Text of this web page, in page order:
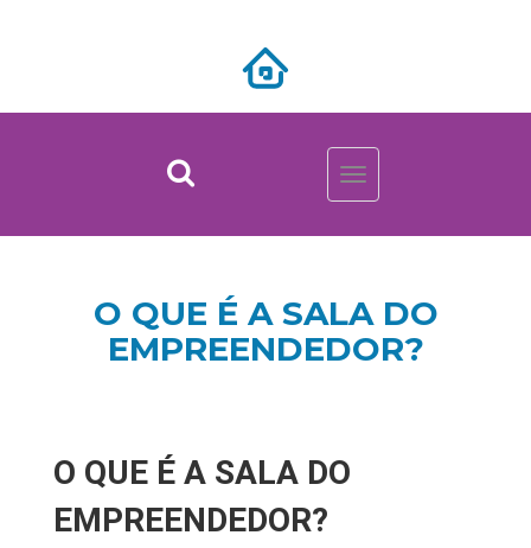
Toggle
navigation
O QUE É A SALA DO
EMPREENDEDOR?
O QUE É A SALA DO
EMPREENDEDOR?